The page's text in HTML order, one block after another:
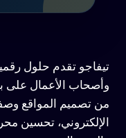
تيفاجو تقدم حلول
وأصحاب الأعمال على
من تصميم المواقع
الإلكتروني، تحسين